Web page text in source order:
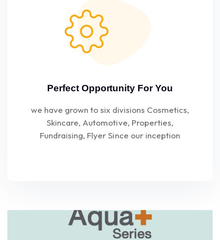
Perfect Opportunity For You
we have grown to six divisions Cosmetics,
Skincare, Automotive, Properties,
Fundraising, Flyer Since our inception